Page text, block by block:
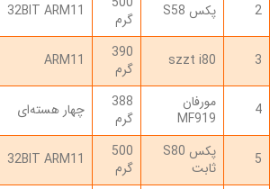
2 پکس S58
گرم
32BIT ARM11
3
szzt i80
390
گرم
ARM11
4
مورفان
MF919
388
گرم
چهار هسته‌ای
5
پکس S80
ثابت
500
گرم
32BIT ARM11